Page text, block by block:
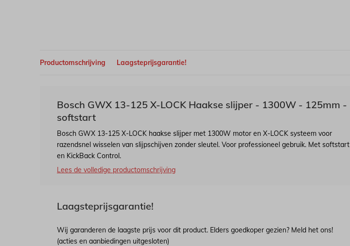
Productomschrijving Laagsteprijsgarantie!
Bosch GWX 13-125 X-LOCK Haakse slijper - 1300W - 125mm -
softstart
Bosch GWX 13-125 X-LOCK haakse slijper met 1300W motor en X-LOCK systeem voor
razendsnel wisselen van slijpschijven zonder sleutel. Voor professioneel gebruik. Met softstart
en KickBack Control.
Lees de volledige productomschrijving
Laagsteprijsgarantie!
Wij garanderen de laagste prijs voor dit product. Elders goedkoper gezien? Meld het ons!
(acties en aanbiedingen uitgesloten)